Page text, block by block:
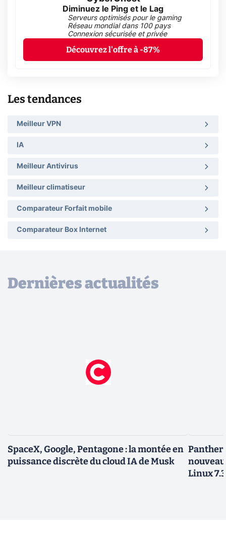
Diminuez le Ping et le Lag
Serveurs optimisés pour le gaming
Réseau mondial dans 100 pays
Connexion sécurisée et privée
Découvrez l'offre à -87%
Les tendances
Meilleur VPN
IA
Meilleur Antivirus
Meilleur climatiseur
Comparateur Forfait mobile
Comparateur Box Internet
Dernières actualités
SpaceX, Google, Pentagone : la montée en
puissance discrète du cloud IA de Musk
Panther
Linux 7.3